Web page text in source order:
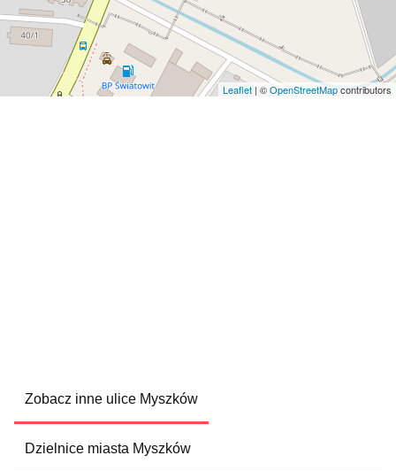
Leaflet | ©OpenStreetMapcontributors
Zobacz inne ulice Myszków
Dzielnice miasta Myszków